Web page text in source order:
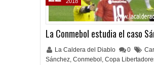
La Conmebol estudia el caso
La Caldera del Diablo 0
Sánchez, Conmebol , Copa